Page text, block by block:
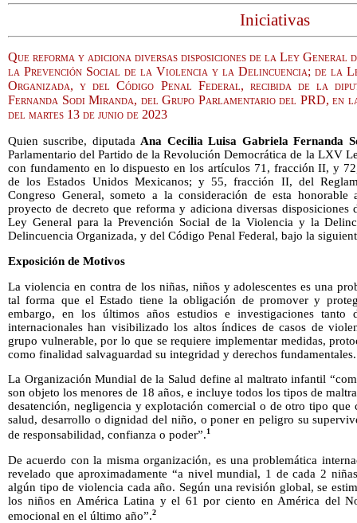
Iniciativas
Que reforma y adiciona diversas disposiciones de la Ley General
la Prevención Social de la Violencia y la Delincuencia; de la
Organizada, y del Código Penal Federal, recibida de la
Fernanda Sodi Miranda, del Grupo Parlamentario del PRD, en
del martes 13 de junio de 2023
Quien suscribe, diputadaAna Cecilia Luisa Gabriela Fernanda
Parlamentario del Partido de la Revolución Democrática de la LXV
con fundamento en lo dispuesto en los artículos 71, fracción II, y
de los Estados Unidos Mexicanos; y 55, fracción II, del
Congreso General, someto a la consideración de esta
proyecto de decreto que reforma y adiciona diversas
Ley General para la Prevención Social de la Violencia y la
Delincuencia Organizada, y del Código Penal Federal, bajo la
Exposición de Motivos
La violencia en contra de los niñas, niños y adolescentes es una
tal forma que el Estado tiene la obligación de promover y
embargo, en los últimos años estudios e investigaciones tanto
internacionales han visibilizado los altos índices de casos de
grupo vulnerable, por lo que se requiere implementar medidas,
como finalidad salvaguardad su integridad y derechos fundamentales.
La Organización Mundial de la Salud define al maltrato infantil
son objeto los menores de 18 años, e incluye todos los tipos de
desatención, negligencia y explotación comercial o de otro tipo que
salud, desarrollo o dignidad del niño, o poner en peligro su
de responsabilidad, confianza o poder”.1
De acuerdo con la misma organización, es una problemática
revelado que aproximadamente “a nivel mundial, 1 de cada 2
algún tipo de violencia cada año. Según una revisión global, se
los niños en América Latina y el 61 por ciento en América del
emocional en el último año”.2